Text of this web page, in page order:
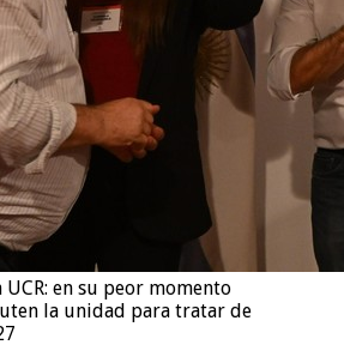
en su peor momento
la unidad para tratar de